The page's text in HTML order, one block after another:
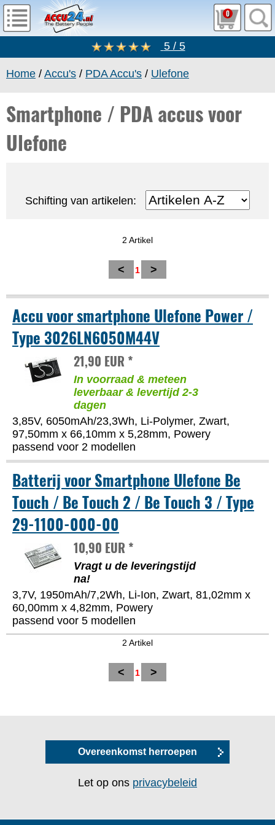
0
5 / 5
Home / Accu's / PDA Accu's / Ulefone
Smartphone / PDA accus voor
Ulefone
Schifting van artikelen:
2 Artikel
< 1 >
Accu voor smartphone Ulefone Power /
Type 3026LN6050M44V
21,90 EUR *
In voorraad & meteen
leverbaar & levertijd 2-3
dagen
3,85V, 6050mAh/23,3Wh, Li-Polymer, Zwart,
97,50mm x 66,10mm x 5,28mm, Powery
passend voor 2 modellen
Batterij voor Smartphone Ulefone Be
Touch / Be Touch 2 / Be Touch 3 / Type
29-1100-000-00
10,90 EUR *
Vragt u de leveringstijd
na!
3,7V, 1950mAh/7,2Wh, Li-Ion, Zwart, 81,02mm x
60,00mm x 4,82mm, Powery
passend voor 5 modellen
2 Artikel
< 1 >
Overeenkomst herroepen
Let op ons privacybeleid